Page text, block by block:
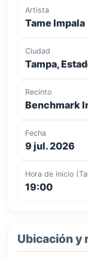
Artista
Tame Impala
Ciudad
Tampa,
Recinto
Benchmark
Fecha
9 jul. 2026
Hora de inicio
19:00
Ubicación y